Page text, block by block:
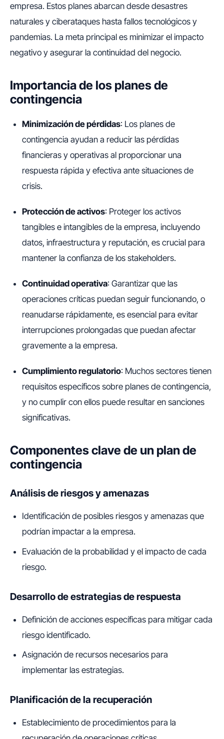
empresa. Estos planes abarcan desde desastres
naturales y ciberataques hasta fallos tecnológicos y
pandemias. La meta principal es minimizar el impacto
negativo y asegurar la continuidad del negocio.
Importancia de los planes de
contingencia
Minimización de pérdidas: Los planes de
contingencia ayudan a reducir las pérdidas
financieras y operativas al proporcionar una
respuesta rápida y efectiva ante situaciones de
crisis.
Protección de activos: Proteger los activos
tangibles e intangibles de la empresa, incluyendo
datos, infraestructura y reputación, es crucial para
mantener la confianza de los stakeholders.
Continuidad operativa: Garantizar que las
operaciones críticas puedan seguir funcionando, o
reanudarse rápidamente, es esencial para evitar
interrupciones prolongadas que puedan afectar
gravemente a la empresa.
Cumplimiento regulatorio: Muchos sectores tienen
requisitos específicos sobre planes de contingencia,
y no cumplir con ellos puede resultar en sanciones
significativas.
Componentes clave de un plan de
contingencia
Análisis de riesgos y amenazas
Identificación de posibles riesgos y amenazas que
podrían impactar a la empresa.
Evaluación de la probabilidad y el impacto de cada
riesgo.
Desarrollo de estrategias de respuesta
Definición de acciones específicas para mitigar cada
riesgo identificado.
Asignación de recursos necesarios para
implementar las estrategias.
Planificación de la recuperación
Establecimiento de procedimientos para la